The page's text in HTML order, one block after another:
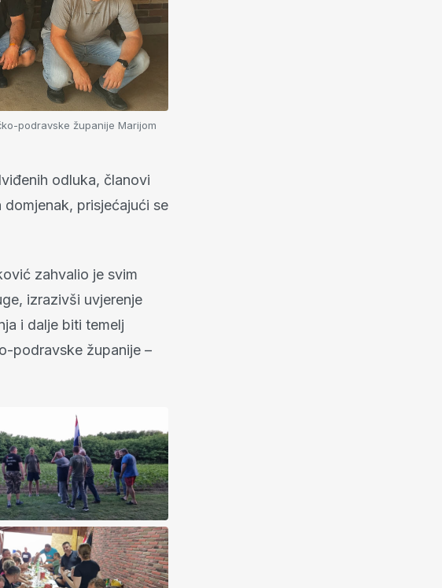
podravske županije Marijom
odluka, članovi
prisjećajući se
zahvalio je svim
izrazivši uvjerenje
i dalje biti temelj
podravske županije –